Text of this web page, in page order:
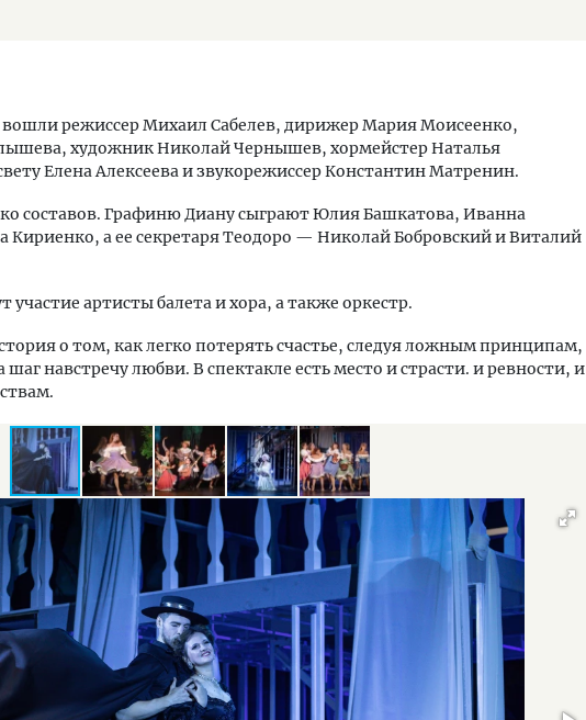
режиссер Михаил Сабелев, дирижер Мария Моисеенко,
художник Николай Чернышев, хормейстер Наталья
Елена Алексеева и звукорежиссер Константин Матренин.
составов. Графиню Диану сыграют Юлия Башкатова, Иванна
Кириенко, а ее секретаря Теодоро — Николай Бобровский и Виталий
участие артисты балета и хора, а также оркестр.
о том, как легко потерять счастье, следуя ложным принципам,
навстречу любви. В спектакле есть место и страсти. и ревности, и